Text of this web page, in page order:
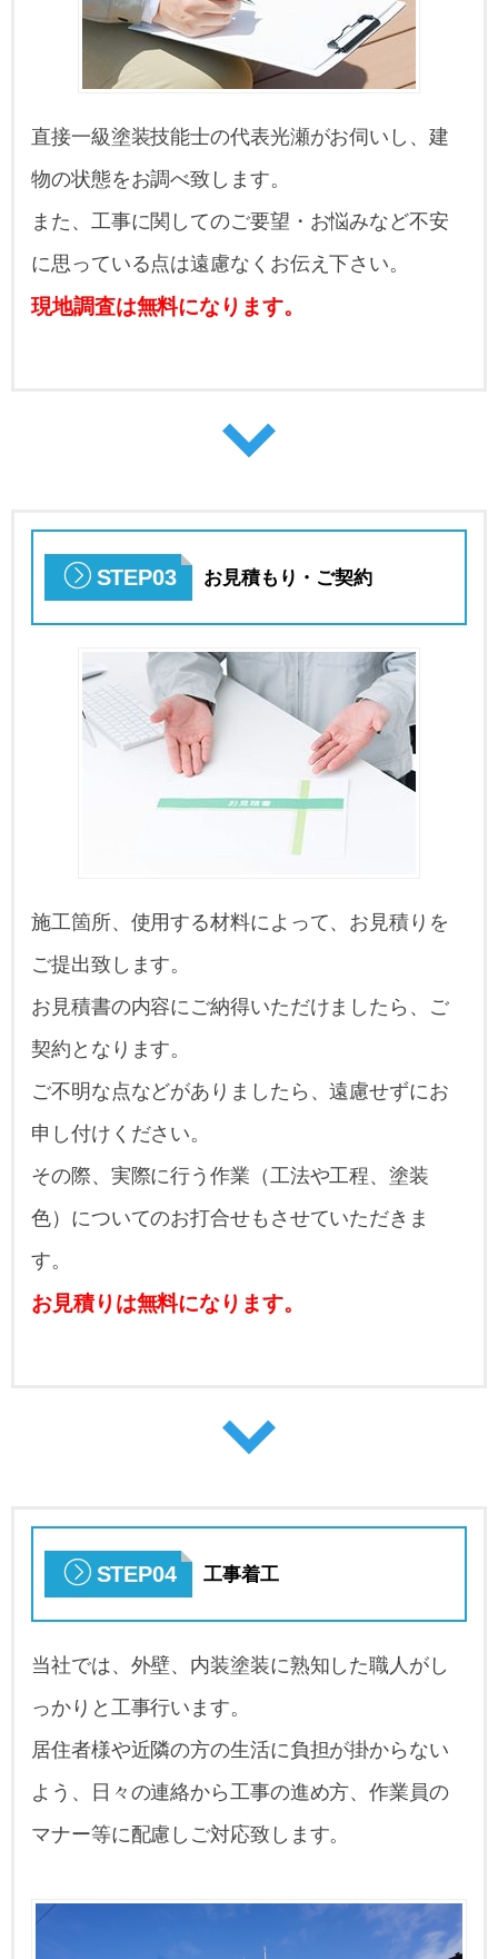
直接一級塗装技能士の代表光瀬がお伺いし、建
物の状態をお調べ致します。
また、工事に関してのご要望・お悩みなど不安
に思っている点は遠慮なくお伝え下さい。
現地調査は無料になります。
STEP03 お見積もり・ご契約
施工箇所、使用する材料によって、お見積りを
ご提出致します。
お見積書の内容にご納得いただけましたら、ご
契約となります。
ご不明な点などがありましたら、遠慮せずにお
申し付けください。
その際、実際に行う作業（工法や工程、塗装
色）についてのお打合せもさせていただきま
す。
お見積りは無料になります。
STEP04 工事着工
当社では、外壁、内装塗装に熟知した職人がし
っかりと工事行います。
居住者様や近隣の方の生活に負担が掛からない
よう、日々の連絡から工事の進め方、作業員の
マナー等に配慮しご対応致します。